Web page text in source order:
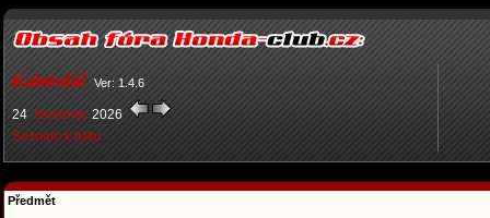
Kalendář Ver: 1.4.6
24 červenec 2026
Seznam k tisku
Předmět